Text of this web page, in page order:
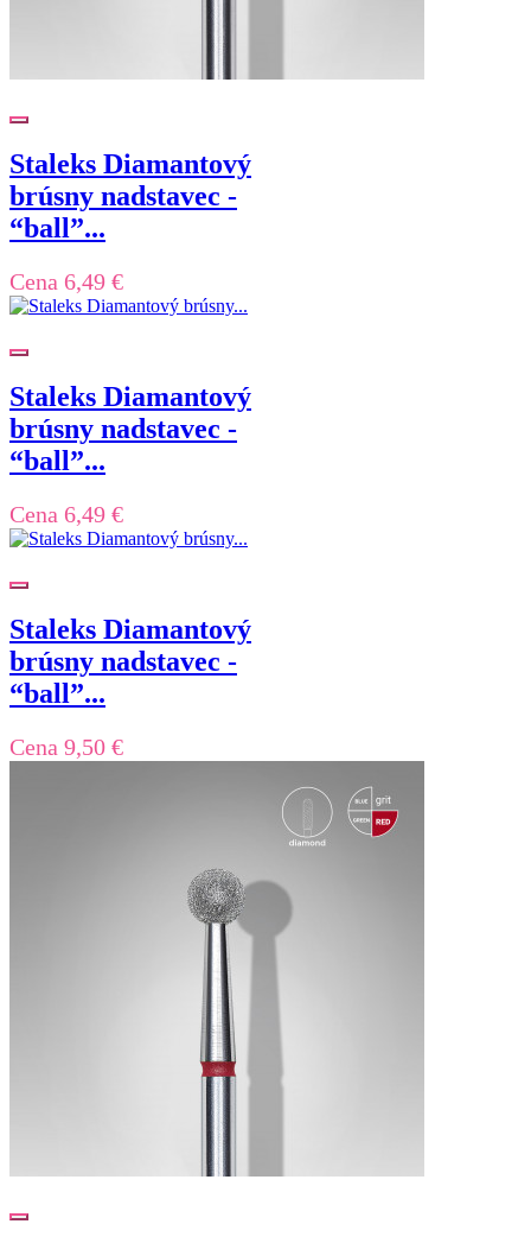
Staleks Diamantový
brúsny nadstavec -
“ball”...
Cena 6,49 €
Staleks Diamantový
brúsny nadstavec -
“ball”...
Cena 6,49 €
Staleks Diamantový
brúsny nadstavec -
“ball”...
Cena 9,50 €